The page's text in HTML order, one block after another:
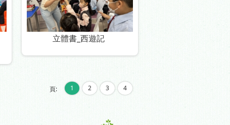
立體書_西遊記
頁: 1 2 3 4